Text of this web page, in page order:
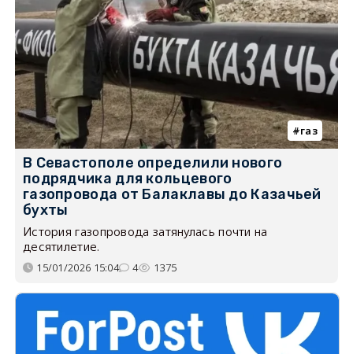
газ
В Севастополе определили нового
подрядчика для кольцевого
газопровода от Балаклавы до Казачьей
бухты
История газопровода затянулась почти на
десятилетие.
15/01/2026 15:04 4 1375